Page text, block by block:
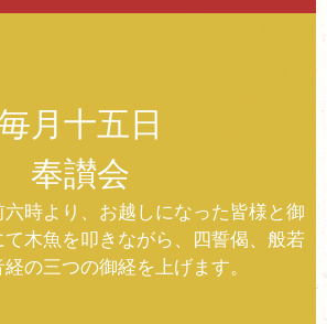
月十五日
奉讃会
時より、お越しになった皆様と御
木魚を叩きながら、四誓偈、般若
の三つの御経を上げます。